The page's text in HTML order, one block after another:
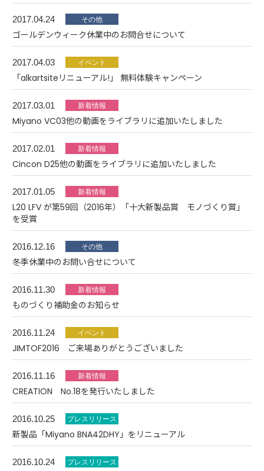
2017.04.24
ゴールデンウィーク休業中のお問合せについて
2017.04.03
「alkartsiteリニューアル!」 無料体験キャンペーン
2017.03.01
Miyano VC03他の動画をライブラリに追加いたしました
2017.02.01
Cincon D25他の動画をライブラリに追加いたしました
2017.01.05
L20 LFV が第59回（2016年）「十大新製品賞 モノづくり賞」
を受賞
2016.12.16
冬季休業中のお問い合せについて
2016.11.30
ものづくり補助金のお知らせ
2016.11.24
JIMTOF2016 ご来場ありがとうございました
2016.11.16
CREATION No.18を発行いたしました
2016.10.25
新製品「Miyano BNA42DHY」をリニューアル
2016.10.24